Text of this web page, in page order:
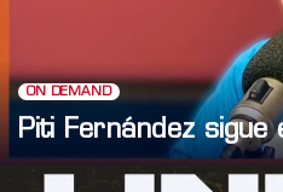
ON DEMAND
Piti Fernández sigue